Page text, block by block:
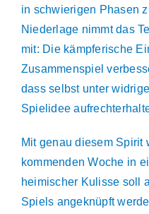
in schwierigen Phasen
Niederlage nimmt das
mit: Die kämpferische
Zusammenspiel
dass selbst unter
Spielidee
Mit genau diesem Spirit
kommenden Woche in
heimischer Kulisse soll
Spiels angeknüpft